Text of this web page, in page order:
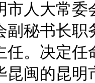
市人大常
副秘书长
任。决定
昆闽的昆